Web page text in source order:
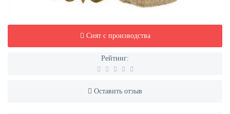
Снят с производства
Рейтинг:
Оставить отзыв